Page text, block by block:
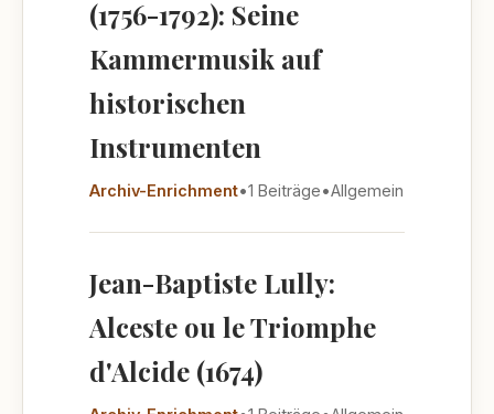
(1756-1792): Seine
Kammermusik auf
historischen
Instrumenten
Archiv-Enrichment•1 Beiträge•Allgemein
Jean-Baptiste Lully:
Alceste ou le Triomphe
d'Alcide (1674)